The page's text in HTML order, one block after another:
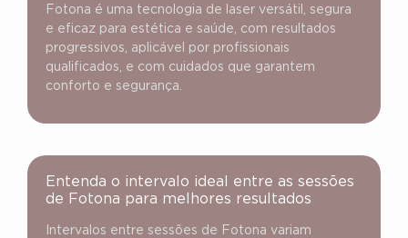
Fotona é uma tecnologia de laser versátil, segura
e eficaz para estética e saúde, com resultados
progressivos, aplicável por profissionais
qualificados, e com cuidados que garantem
conforto e segurança.
Entenda o intervalo ideal entre as sessões
de Fotona para melhores resultados
Intervalos entre sessões de Fotona variam